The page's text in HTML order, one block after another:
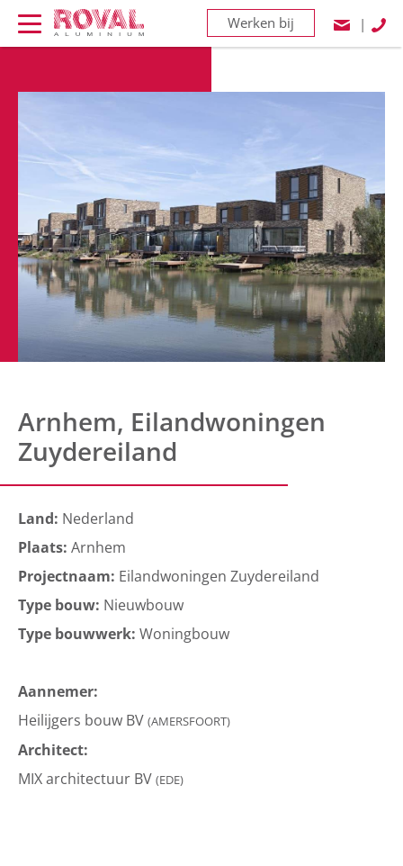
Werken bij |
Arnhem, Eilandwoningen
Zuydereiland
Land: Nederland
Plaats: Arnhem
Projectnaam: Eilandwoningen Zuydereiland
Type bouw: Nieuwbouw
Type bouwwerk: Woningbouw
Aannemer:
Heilijgers bouw BV (AMERSFOORT)
Architect:
MIX architectuur BV (EDE)